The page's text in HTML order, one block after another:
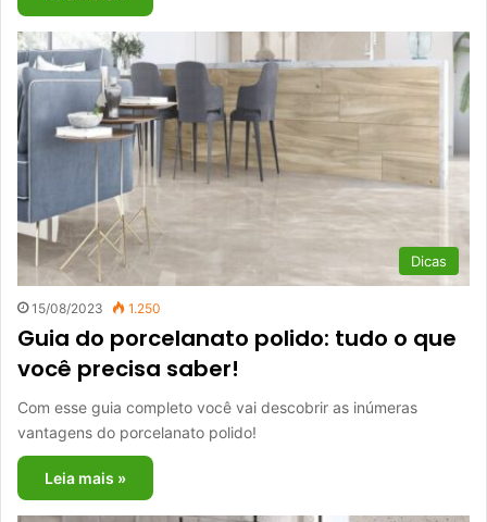
Dicas
15/08/2023 1.250
Guia do porcelanato polido: tudo o que
você precisa saber!
Com esse guia completo você vai descobrir as inúmeras
vantagens do porcelanato polido!
Leia mais »